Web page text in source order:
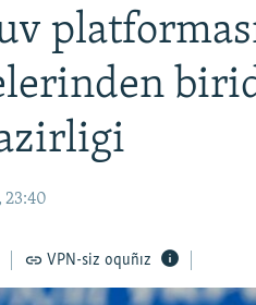
23:40
VPN-siz oquñız